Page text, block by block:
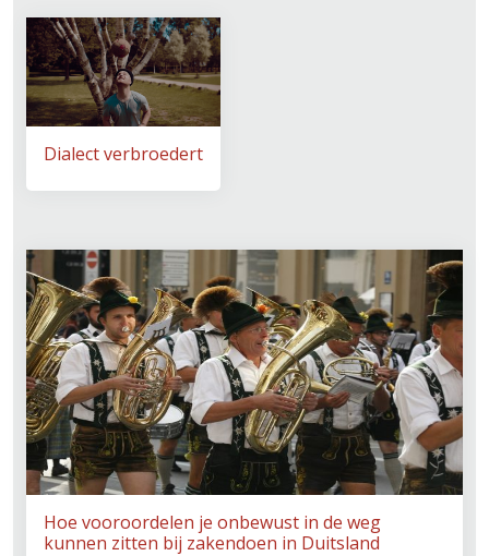
Dialect verbroedert
Hoe vooroordelen je onbewust in de weg
kunnen zitten bij zakendoen in Duitsland